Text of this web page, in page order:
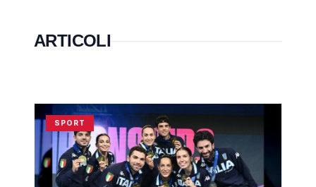
ARTICOLI
SPORT